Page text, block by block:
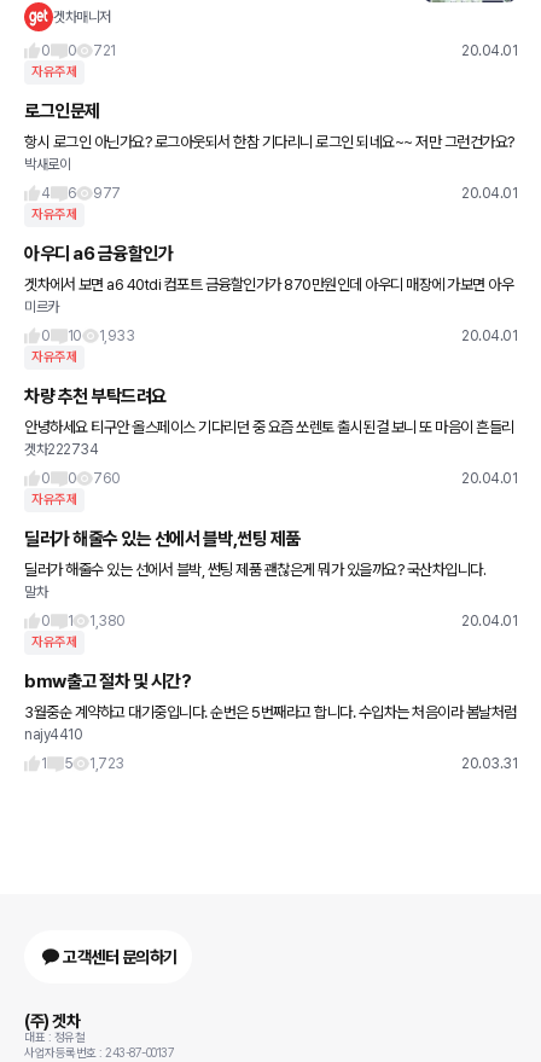
당첨자를 발표해 드렸습니다. 당첨되신 회원님들께는 저희가 개별 연
겟차매니저
0
0 721 20.04.01
자유주제
로그인문제
항시 로그인 아닌가요? 로그아웃되서 한참 기다리니 로그인 되네요~~ 저만 그런건가요?
박새로이
4
6 977 20.04.01
자유주제
아우디 a6 금융할인가
겟차에서 보면 a6 40tdi 컴포트 금융할인가가 870만원인데 아우디 매장에 가보면 아우
디파이넨스를 써도 750까지만 할인이 된다고하던데 도대체 어딜가야 겟차 금융 할인가
로 구매할 수 있나요
미르카
0
10 1,933 20.04.01
자유주제
차량 추천 부탁드려요
안녕하세요 티구안 올스페이스 기다리던 중 요즘 쏘렌토 출시된걸 보니 또 마음이 흔들리
네요 차알못이라 차량선택에 있어 엄청 고민이 되네요ㅠㅠ 아래차량 장,단점 및 추천 부탁
드려요 * 티구안
겟차222734
0
0 760 20.04.01
자유주제
딜러가 해줄수 있는 선에서 블박,썬팅 제품
딜러가 해줄수 있는 선에서 블박, 썬팅 제품 괜찮은게 뭐가 있을까요? 국산차입니다.
말차
0
1 1,380 20.04.01
자유주제
bmw출고 절차 및 시간?
3월중순 계약하고 대기중입니다. 순번은 5번째라고 합니다. 수입차는 처음이라 봄날처럼
설래기도하고 기대되기도합니다. 대학시절 첫미팅 기다릴때처럼.. 30일 입항한 차량이
najy4410
1
5 1,723 20.03.31
고객센터 문의하기
(주) 겟차
대표 : 정유철
사업자등록번호 : 243-87-00137